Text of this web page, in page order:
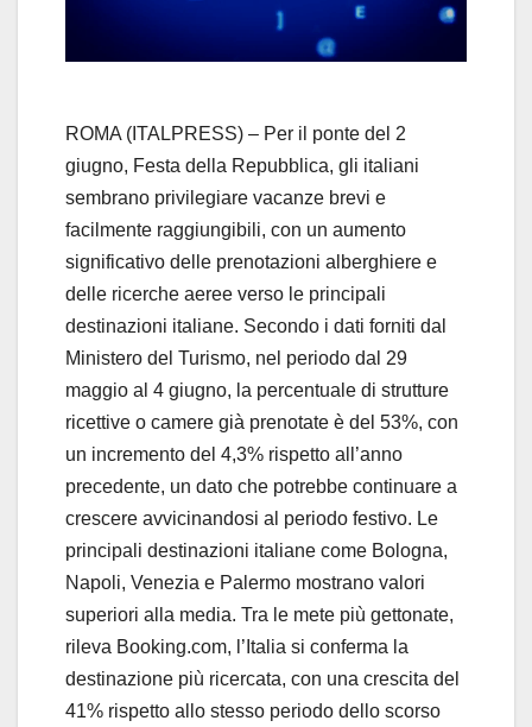
l
y
V
i
d
e
o
ROMA (ITALPRESS) – Per il ponte del 2
giugno, Festa della Repubblica, gli italiani
sembrano privilegiare vacanze brevi e
facilmente raggiungibili, con un aumento
significativo delle prenotazioni alberghiere e
delle ricerche aeree verso le principali
destinazioni italiane. Secondo i dati forniti dal
Ministero del Turismo, nel periodo dal 29
maggio al 4 giugno, la percentuale di strutture
ricettive o camere già prenotate è del 53%, con
un incremento del 4,3% rispetto all’anno
precedente, un dato che potrebbe continuare a
crescere avvicinandosi al periodo festivo. Le
principali destinazioni italiane come Bologna,
Napoli, Venezia e Palermo mostrano valori
superiori alla media. Tra le mete più gettonate,
rileva Booking.com, l’Italia si conferma la
destinazione più ricercata, con una crescita del
41% rispetto allo stesso periodo dello scorso